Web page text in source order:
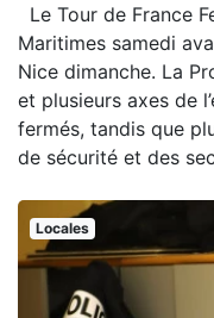
Le Tour de France
Maritimes samedi
Nice dimanche. La
et plusieurs axes de
fermés, tandis que
de sécurité et des
Locales